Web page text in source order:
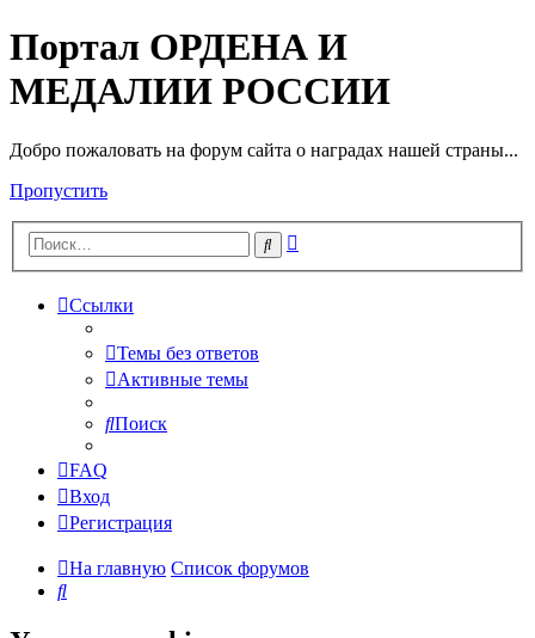
Портал ОРДЕНА И
МЕДАЛИИ РОССИИ
Добро пожаловать на форум сайта о наградах нашей страны...
Пропустить
Поиск
Ссылки
Темы без ответов
Активные темы
Поиск
FAQ
Вход
Регистрация
На главную Список форумов
Поиск